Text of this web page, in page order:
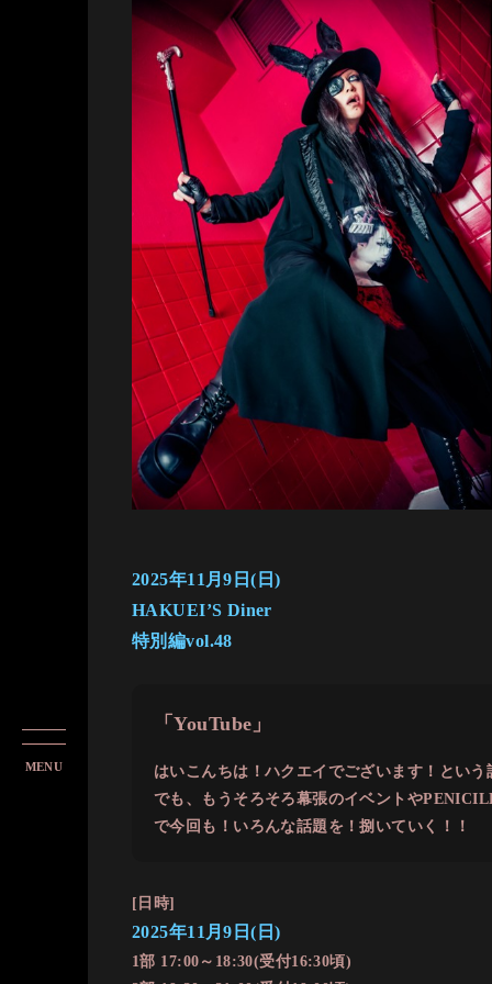
2025年11月9日(日)
HAKUEI’S Diner
特別編vol.48
「YouTube」
はいこんちは！ハクエイでございます！とい
でも、もうそろそろ幕張のイベントや
で今回も！いろんな話題を！捌いていく！！
[日時]
2025年11月9日(日)
1部 17:00～18:30(受付16:30頃)